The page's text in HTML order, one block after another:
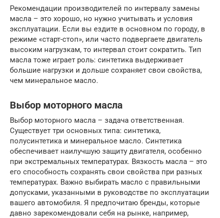
Рекомендации производителей по интервалу замены
масла – это хорошо, но нужно учитывать и условия
эксплуатации. Если вы ездите в основном по городу, в
режиме «старт-стоп», или часто подвергаете двигатель
высоким нагрузкам, то интервал стоит сократить. Тип
масла тоже играет роль: синтетика выдерживает
большие нагрузки и дольше сохраняет свои свойства,
чем минеральное масло.
Выбор моторного масла
Выбор моторного масла – задача ответственная.
Существует три основных типа: синтетика,
полусинтетика и минеральное масло. Синтетика
обеспечивает наилучшую защиту двигателя, особенно
при экстремальных температурах. Вязкость масла – это
его способность сохранять свои свойства при разных
температурах. Важно выбирать масло с правильными
допусками, указанными в руководстве по эксплуатации
вашего автомобиля. Я предпочитаю бренды, которые
давно зарекомендовали себя на рынке, например,